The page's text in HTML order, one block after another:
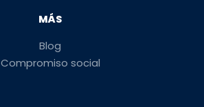
MÁS
Blog
Compromiso social